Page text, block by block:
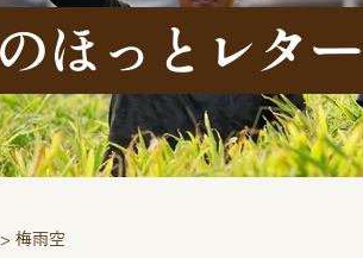
ほっとレター
> 梅雨空